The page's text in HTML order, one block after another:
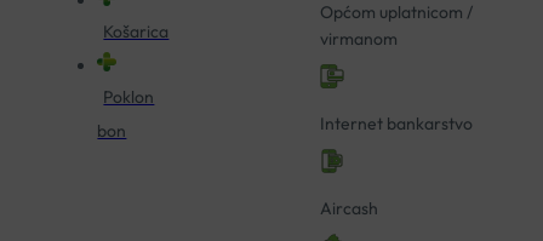
Košarica
Poklon
bon
Općom uplatnicom /
virmanom
Internet bankarstvo
Aircash